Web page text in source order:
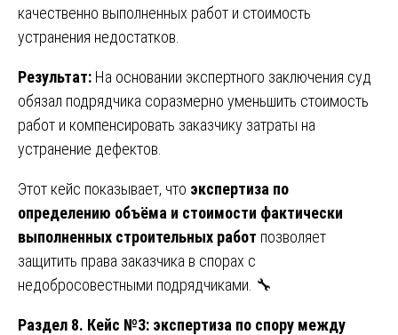
качественно выполненных работ и стоимость
устранения недостатков.
Результат: На основании экспертного заключения суд
обязал подрядчика соразмерно уменьшить стоимость
работ и компенсировать заказчику затраты на
устранение дефектов.
Этот кейс показывает, что экспертиза по
определению объёма и стоимости фактически
выполненных строительных работ позволяет
защитить права заказчика в спорах с
недобросовестными подрядчиками. 🔧
Раздел 8. Кейс №3: экспертиза по спору между